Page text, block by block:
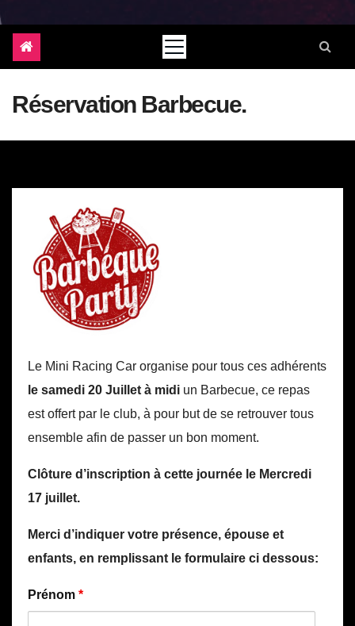
Réservation Barbecue.
Le Mini Racing Car organise pour tous ces adhérents
le samedi 20 Juillet à midi un Barbecue, ce repas
est offert par le club, à pour but de se retrouver tous
ensemble afin de passer un bon moment.
Clôture d’inscription à cette journée le Mercredi
17 juillet.
Merci d’indiquer votre présence, épouse et
enfants, en remplissant le formulaire ci dessous:
Prénom *